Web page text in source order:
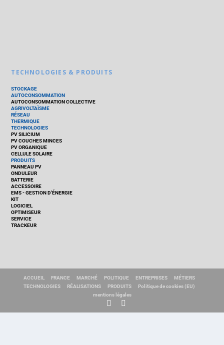
TECHNOLOGIES & PRODUITS
STOCKAGE
AUTOCONSOMMATION
AUTOCONSOMMATION COLLECTIVE
AGRIVOLTAÏSME
RÉSEAU
THERMIQUE
TECHNOLOGIES
PV SILICIUM
PV COUCHES MINCES
PV ORGANIQUE
CELLULE SOLAIRE
PRODUITS
PANNEAU PV
ONDULEUR
BATTERIE
ACCESSOIRE
EMS - GESTION D'ÉNERGIE
KIT
LOGICIEL
OPTIMISEUR
SERVICE
TRACKEUR
ACCUEIL FRANCE MARCHÉ POLITIQUE ENTREPRISES
MÉTIERS
TECHNOLOGIES
RÉALISATIONS PRODUITS
Politique de cookies (EU)
mentions légales